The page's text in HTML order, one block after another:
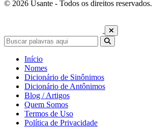
© 2026 Usante - Todos os direitos reservados.
Início
Nomes
Dicionário de Sinônimos
Dicionário de Antônimos
Blog / Artigos
Quem Somos
Termos de Uso
Política de Privacidade